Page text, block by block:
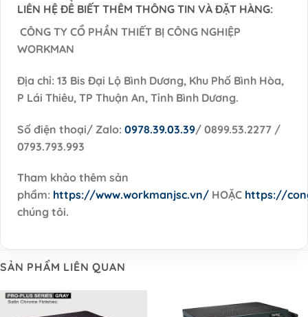
LIÊN HỆ ĐỂ BIẾT THÊM THÔNG TIN VÀ ĐẶT HÀNG:
CÔNG TY CỔ PHẦN THIẾT BỊ CÔNG NGHIỆP
WORKMAN
Địa chỉ: 13 Bis Đại Lộ Bình Dương, Khu Phố Bình Hòa,
P Lái Thiêu, TP Thuận An, Tỉnh Bình Dương.
Số điện thoại/ Zalo: 0978.39.03.39/ 0899.53.2277 /
0793.793.993
Tham khảo thêm sản
phẩm: https://www.workmanjsc.vn/ HOẶC https://
chúng tôi.
SẢN PHẨM LIÊN QUAN